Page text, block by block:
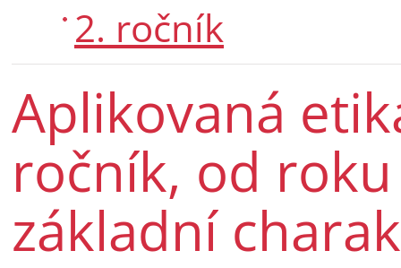
2. ročník
Aplikovaná
ročník, od
základní